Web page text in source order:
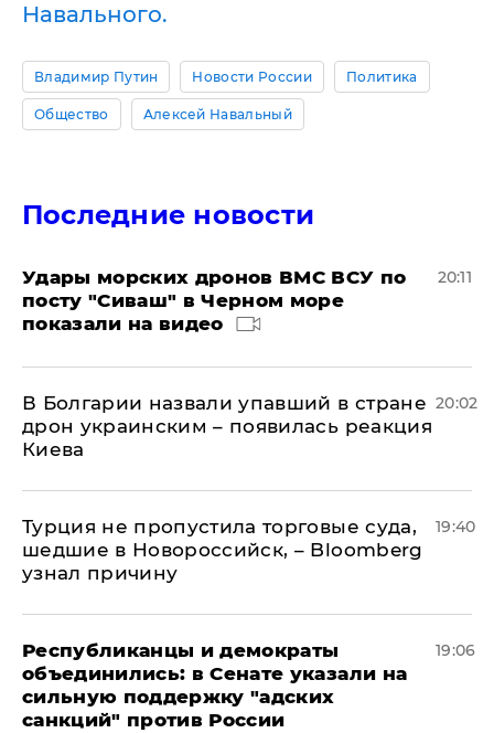
Навального.
Владимир Путин Новости России Политика
Общество Алексей Навальный
Последние новости
Удары морских дронов ВМС ВСУ по
посту "Сиваш" в Черном море
показали на видео
20:11
В Болгарии назвали упавший в стране
дрон украинским – появилась реакция
Киева
20:02
Турция не пропустила торговые суда,
шедшие в Новороссийск, – Bloomberg
узнал причину
19:40
Республиканцы и демократы
объединились: в Сенате указали на
сильную поддержку "адских
санкций" против России
19:06